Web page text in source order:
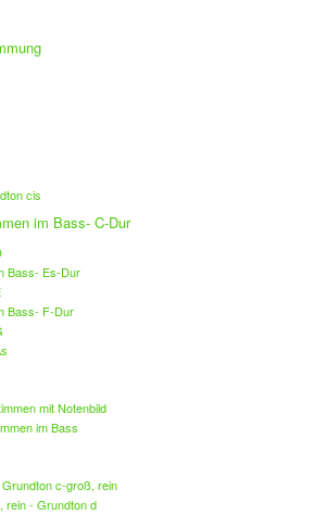
cis
im Bass- C-Dur
Bass- Es-Dur
Bass- F-Dur
mit Notenbild
im Bass
c-groß, rein
rein - Grundton d